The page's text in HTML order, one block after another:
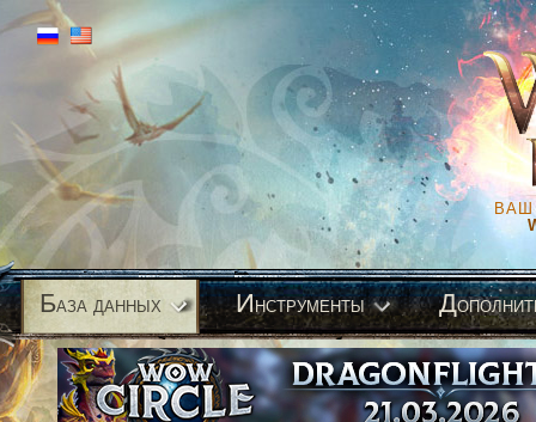
ВАШ
База данных Инструменты Д